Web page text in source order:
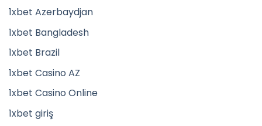
1xbet Azerbaydjan
1xbet Bangladesh
1xbet Brazil
1xbet Casino AZ
1xbet Casino Online
1xbet giriş